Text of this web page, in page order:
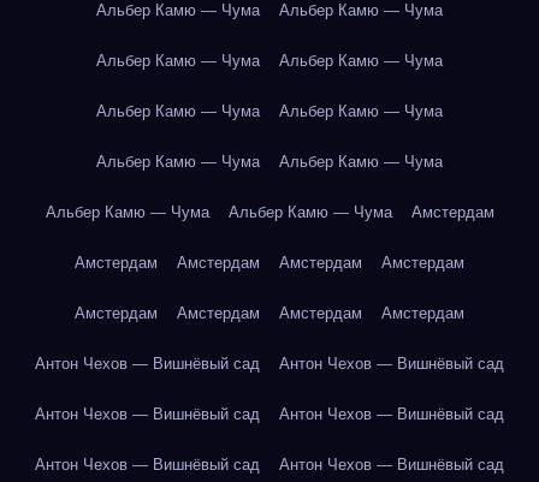
Альбер Камю — Чума Альбер Камю — Чума
Альбер Камю — Чума Альбер Камю — Чума
Альбер Камю — Чума Альбер Камю — Чума
Альбер Камю — Чума Альбер Камю — Чума
Альбер Камю — Чума Альбер Камю — Чума Амстердам
Амстердам Амстердам Амстердам Амстердам
Амстердам Амстердам Амстердам Амстердам
Антон Чехов — Вишнёвый сад Антон Чехов — Вишнёвый сад
Антон Чехов — Вишнёвый сад Антон Чехов — Вишнёвый сад
Антон Чехов — Вишнёвый сад Антон Чехов — Вишнёвый сад